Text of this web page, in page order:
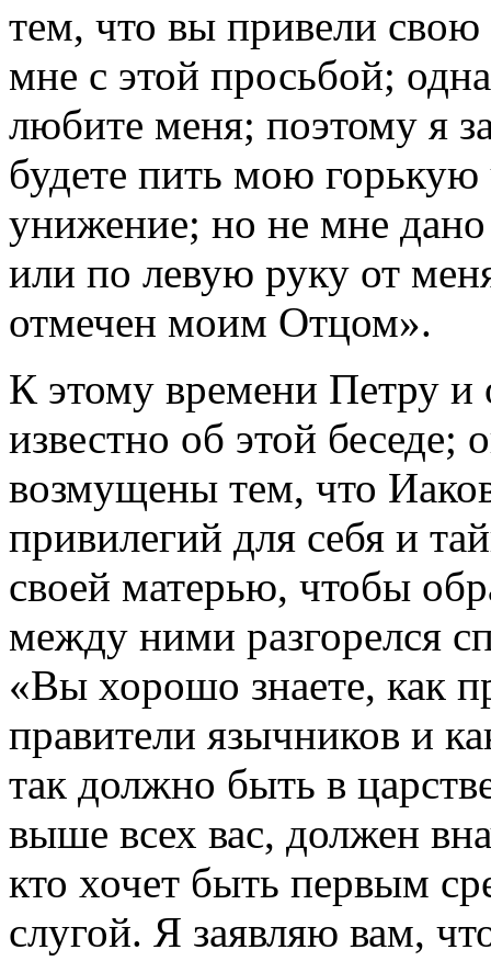
тем, что вы привели свою
мне с этой просьбой;
любите меня; поэтому я
будете пить мою
унижение; но не мне дано
или по левую руку от
отмечен моим Отцом».
К этому времени Петру и
известно об этой
возмущены тем, что
привилегий для себя и
своей матерью, чтобы
между ними разгорелся
«Вы хорошо знаете, как
правители язычников и
так должно быть в
выше всех вас, должен
кто хочет быть первым
слугой. Я заявляю вам,